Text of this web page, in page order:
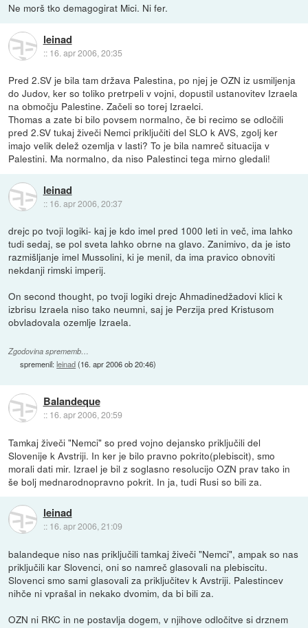
Ne morš tko demagogirat Mici. Ni fer.
leinad
:: 16. apr 2006, 20:35
Pred 2.SV je bila tam država Palestina, po njej je OZN iz usmiljenja
do Judov, ker so toliko pretrpeli v vojni, dopustil ustanovitev Izraela
na območju Palestine. Začeli so torej Izraelci.
Thomas a zate bi bilo povsem normalno, če bi recimo se odločili
pred 2.SV tukaj živeči Nemci priključiti del SLO k AVS, zgolj ker
imajo velik delež ozemlja v lasti? To je bila namreč situacija v
Palestini. Ma normalno, da niso Palestinci tega mirno gledali!
leinad
:: 16. apr 2006, 20:37
drejc po tvoji logiki- kaj je kdo imel pred 1000 leti in več, ima lahko
tudi sedaj, se pol sveta lahko obrne na glavo. Zanimivo, da je isto
razmišljanje imel Mussolini, ki je menil, da ima pravico obnoviti
nekdanji rimski imperij.
On second thought, po tvoji logiki drejc Ahmadinedžadovi klici k
izbrisu Izraela niso tako neumni, saj je Perzija pred Kristusom
obvladovala ozemlje Izraela.
Zgodovina sprememb…
spremenil:leinad(16. apr 2006 ob 20:46)
Balandeque
:: 16. apr 2006, 20:59
Tamkaj živeči "Nemci" so pred vojno dejansko priključili del
Slovenije k Avstriji. In ker je bilo pravno pokrito(plebiscit), smo
morali dati mir. Izrael je bil z soglasno resolucijo OZN prav tako in
še bolj mednarodnopravno pokrit. In ja, tudi Rusi so bili za.
leinad
:: 16. apr 2006, 21:09
balandeque niso nas priključili tamkaj živeči "Nemci", ampak so nas
priključili kar Slovenci, oni so namreč glasovali na plebiscitu.
Slovenci smo sami glasovali za priključitev k Avstriji. Palestincev
nihče ni vprašal in nekako dvomim, da bi bili za.
OZN ni RKC in ne postavlja dogem, v njihove odločitve si drznem